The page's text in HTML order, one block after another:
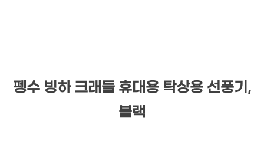
펭수 빙하 크래들 휴대용 탁상용 선풍기,
블랙